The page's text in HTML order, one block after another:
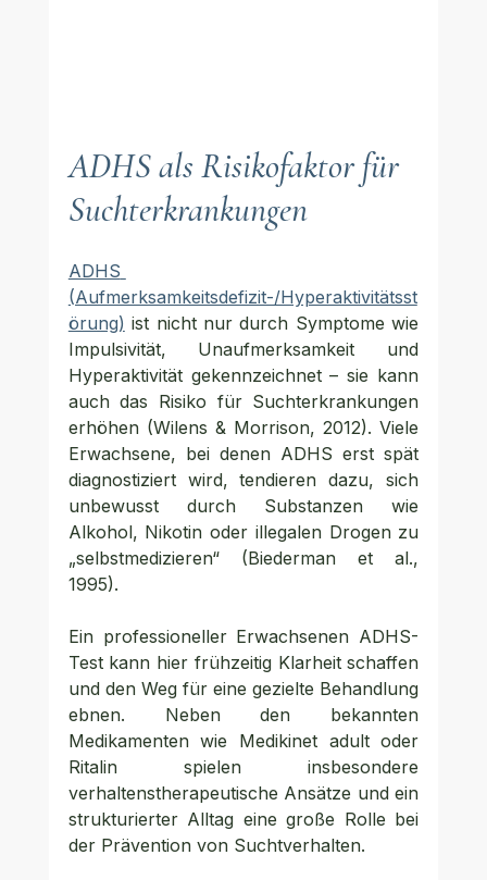
ADHS als Risikofaktor für
Suchterkrankungen
ADHS
(Aufmerksamkeitsdefizit-/Hyperaktivitätsst
örung) ist nicht nur durch Symptome wie
Impulsivität, Unaufmerksamkeit und
Hyperaktivität gekennzeichnet – sie kann
auch das Risiko für Suchterkrankungen
erhöhen (Wilens & Morrison, 2012). Viele
Erwachsene, bei denen ADHS erst spät
diagnostiziert wird, tendieren dazu, sich
unbewusst durch Substanzen wie
Alkohol, Nikotin oder illegalen Drogen zu
„selbstmedizieren“ (Biederman et al.,
1995).
Ein professioneller Erwachsenen ADHS-
Test kann hier frühzeitig Klarheit schaffen
und den Weg für eine gezielte Behandlung
ebnen. Neben den bekannten
Medikamenten wie Medikinet adult oder
Ritalin spielen insbesondere
verhaltenstherapeutische Ansätze und ein
strukturierter Alltag eine große Rolle bei
der Prävention von Suchtverhalten.